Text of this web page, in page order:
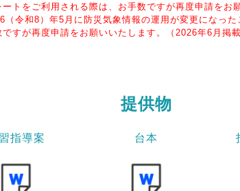
トをご利用される際は、お手数ですが再度申請をお
令和8）年5月に防災気象情報の運用が変更になっ
すが再度申請をお願いいたします。（2026年6月掲載
提供物
指導案 台本